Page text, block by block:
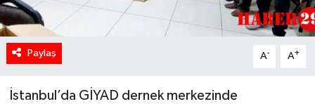
Paylaş A- A+
İstanbul’da GİYAD dernek merkezinde